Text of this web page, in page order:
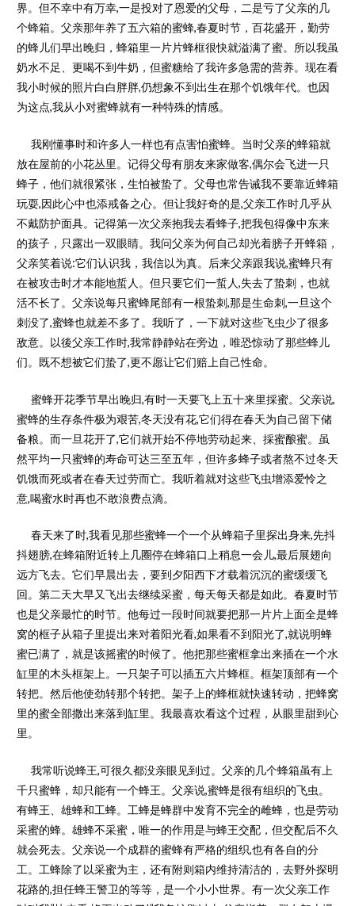
界。但不幸中有万幸,一是投对了恩爱的父母，二是亏了父亲的几
个蜂箱。父亲那年养了五六箱的蜜蜂,春夏时节，百花盛开，勤劳
的蜂儿们早出晚归，蜂箱里一片片蜂框很快就溢满了蜜。所以我虽
奶水不足、更喝不到牛奶，但蜜糖给了我许多急需的营养。现在看
我小时候的照片白白胖胖,仍想象不到出生在那个饥饿年代。也因
为这点,我从小对蜜蜂就有一种特殊的情感。
我刚懂事时和许多人一样也有点害怕蜜蜂。当时父亲的蜂箱就
放在屋前的小花丛里。记得父母有朋友来家做客,偶尔会飞进一只
蜂子，他们就很紧张，生怕被蛰了。父母也常告诫我不要靠近蜂箱
玩耍,因此心中也添戒备之心。但让我好奇的是,父亲工作时几乎从
不戴防护面具。记得第一次父亲抱我去看蜂子,把我包得像中东来
的孩子，只露出一双眼睛。我问父亲为何自己却光着膀子开蜂箱，
父亲笑着说:它们认识我，我信以为真。后来父亲跟我说,蜜蜂只有
在被攻击时才本能地蜇人。但只要它们一蜇人,失去了蛰刺，也就
活不长了。父亲说每只蜜蜂尾部有一根蛰刺,那是生命刺,一旦这个
刺没了,蜜蜂也就差不多了。我听了，一下就对这些飞虫少了很多
敌意。以後父亲工作时,我常静静站在旁边，唯恐惊动了那些蜂儿
们。既不想被它们蛰了,更不愿让它们赔上自己性命。
蜜蜂开花季节早出晚归,有时一天要飞上五十来里採蜜。父亲说,
蜜蜂的生存条件极为艰苦,冬天没有花,它们得在春天为自己留下储
备粮。而一旦花开了,它们就开始不停地劳动起来、採蜜酿蜜。虽
然平均一只蜜蜂的寿命可达三至五年，但许多蜂子或者熬不过冬天
饥饿而死或者在春天过劳而亡。我听着就对这些飞虫增添爱怜之
意,喝蜜水时再也不敢浪费点滴。
春天来了时,我看见那些蜜蜂一个一个从蜂箱子里探出身来,先抖
抖翅膀,在蜂箱附近转上几圈停在蜂箱口上稍息一会儿,最后展翅向
远方飞去。它们早晨出去，要到夕阳西下才载着沉沉的蜜缓缓飞
回。第二天大早又飞出去继续采蜜，每天每天都是如此。春夏时节
也是父亲最忙的时节。他每过一段时间就要把那一片片上面全是蜂
窝的框子从箱子里提出来对着阳光看,如果看不到阳光了,就说明蜂
蜜已满了，就是该摇蜜的时候了。他把那些蜜框拿出来插在一个水
缸里的木头框架上。一只架子可以插五六片蜂框。框架顶部有一个
转把。然后他使劲转那个转把。架子上的蜂框就快速转动，把蜂窝
里的蜜全部撒出来落到缸里。我最喜欢看这个过程，从眼里甜到心
里。
我常听说蜂王,可很久都没亲眼见到过。父亲的几个蜂箱虽有上
千只蜜蜂，却只能有一个蜂王。父亲说,蜜蜂是很有组织的飞虫。
有蜂王、雄蜂和工蜂。工蜂是蜂群中发育不完全的雌蜂，也是劳动
采蜜的蜂。雄蜂不采蜜，唯一的作用是与蜂王交配，但交配后不久
就会死去。父亲说一个成群的蜜蜂有严格的组织,也有各自的分
工。工蜂除了以采蜜为主，还有附则箱内维持清洁的，去野外探明
花路的,担任蜂王警卫的等等，是一个小小世界。有一次父亲工作